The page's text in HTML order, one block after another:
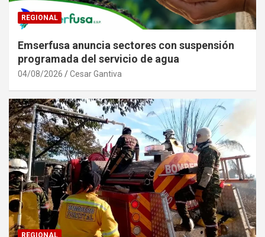
REGIONAL
Emserfusa anuncia sectores con suspensión
programada del servicio de agua
04/08/2026 Cesar Gantiva
REGIONAL